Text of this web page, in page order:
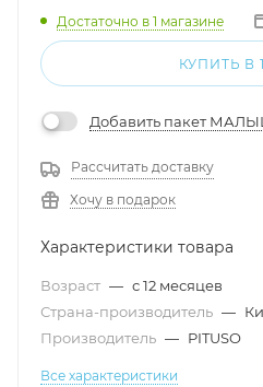
Достаточно в 1 магазине
КУПИТЬ В
Добавить пакет
Рассчитать доставку
Хочу в подарок
Характеристики товара
Возраст — с 12 месяцев
Страна-производитель —
Производитель — PITUSO
Все характеристики